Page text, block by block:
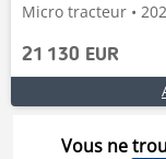
Micro tracteur •
21 130 EUR
Vous ne